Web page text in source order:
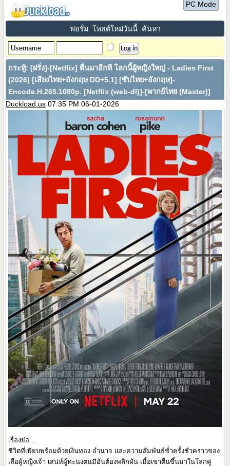
PC Mode
ฟอรั่ม โพสต์ใหม่วันนี้ ค้นหา
กระทู้:[ฝรั่ง]-[Netflix] ตื่นมาอีกที โลกนี้ผู้หญิงใหญ่ - Ladies First
(2026) [เสียงไทย+อังกฤษ DD+5.1] [ซับไทย+อังกฤษ]-
Encode.H.265.1080p. [Netflix (web-dl)]-[พากย์ไทย (Master)]
Duckload.us 07:35 PM 06-01-2026
เรื่องย่อ...
ชีวิตที่เพียบพร้อมด้วยเงินทอง อำนาจ และความสัมพันธ์ชั่วครั้งชั่วคราวของ
เสือผู้หญิงเจ้า เสน่ห์ผู้ทะนงตนมีอันต้องพลิกผัน เมื่อเขาตื่นขึ้นมาในโลกคู่